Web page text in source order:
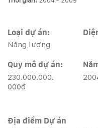
Loại dự án:
Năng lượng
Quy mô dự án:
230.000.000.
000đ
Địa điểm Dự án